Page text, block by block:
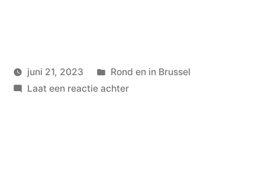
Geplaatst
wouterpinkhof
juni 21, 2023
Geplaatst
in
Rond en in Brussel
Laat een reactie achterop